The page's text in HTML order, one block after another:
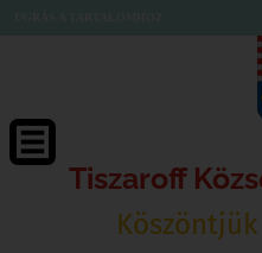
Tiszaroff